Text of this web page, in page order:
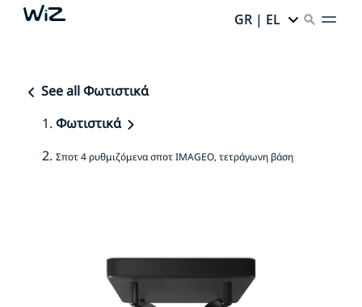
GR | EL
See all Φωτιστικά
Φωτιστικά
Σποτ 4 ρυθμιζόμενα σποτ IMAGEO, τετράγωνη βάση